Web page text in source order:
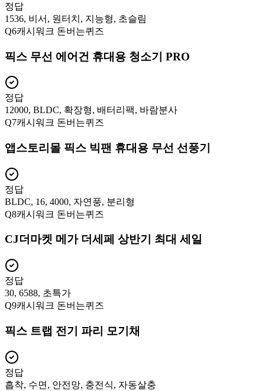
정답
1536, 비서, 원터치, 지능형, 초슬림
Q6캐시워크 돈버는퀴즈
픽스 무선 에어건 휴대용 청소기 PRO
정답
12000, BLDC, 확장형, 배터리팩, 바람분사
Q7캐시워크 돈버는퀴즈
앱스토리몰 픽스 빅팬 휴대용 무선 선풍기
정답
BLDC, 16, 4000, 자연풍, 분리형
Q8캐시워크 돈버는퀴즈
CJ더마켓 메가 더세페 상반기 최대 세일
정답
30, 6588, 초특가
Q9캐시워크 돈버는퀴즈
픽스 트랩 전기 파리 모기채
정답
흡착, 수면, 안전망, 충전식, 자동살충